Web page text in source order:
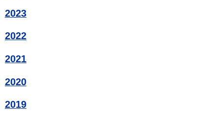
2023
2022
2021
2020
2019